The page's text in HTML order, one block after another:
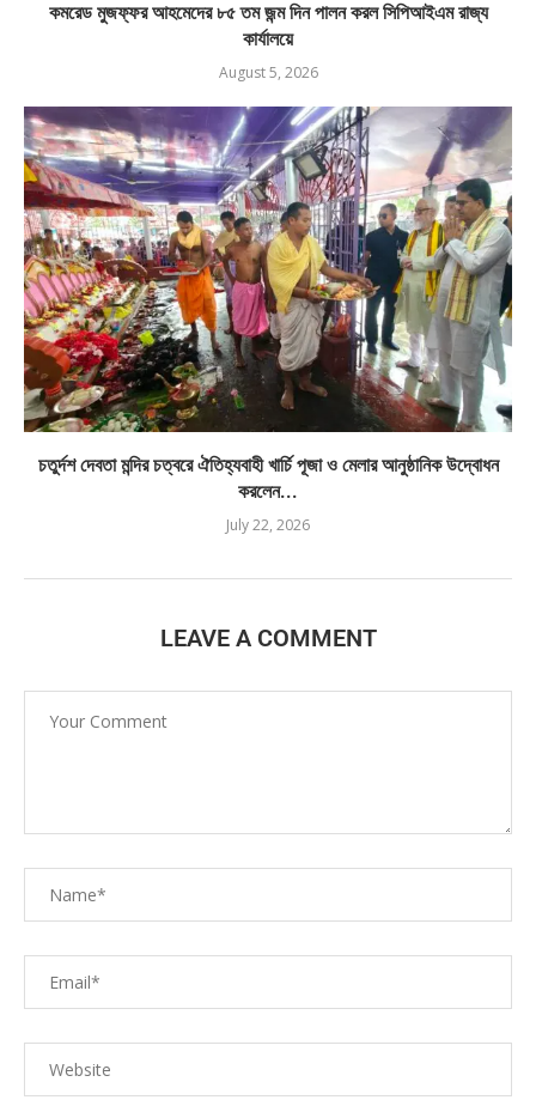
কমরেড মুজফ্ফর আহমেদের ৮৫ তম জন্ম দিন পালন করল সিপিআইএম রাজ্য
কার্যালয়ে
August 5, 2026
চতুর্দশ দেবতা মন্দির চত্বরে ঐতিহ্যবাহী খার্চি পূজা ও মেলার আনুষ্ঠানিক উদ্বোধন
করলেন...
July 22, 2026
LEAVE A COMMENT